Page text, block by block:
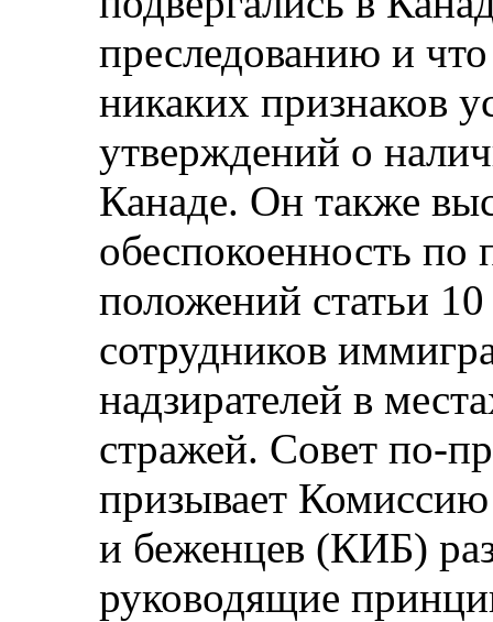
преследованию и
никаких признаков
утверждений о
Канаде. Он также
обеспокоенность по
положений статьи
сотрудников
надзирателей в
стражей. Совет
призывает
и беженцев (КИБ)
руководящие